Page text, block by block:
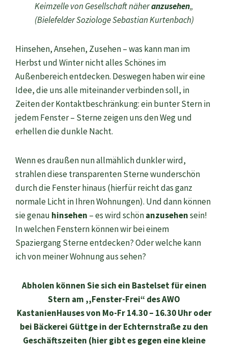
Keimzelle von Gesellschaft näheranzusehen„
(Bielefelder Soziologe Sebastian Kurtenbach)
Hinsehen, Ansehen, Zusehen – was kann man im
Herbst und Winter nicht alles Schönes im
Außenbereich entdecken. Deswegen haben wir eine
Idee, die uns alle miteinander verbinden soll, in
Zeiten der Kontaktbeschränkung: ein bunter Stern in
jedem Fenster – Sterne zeigen uns den Weg und
erhellen die dunkle Nacht.
Wenn es draußen nun allmählich dunkler wird,
strahlen diese transparenten Sterne wunderschön
durch die Fenster hinaus (hierfür reicht das ganz
normale Licht in Ihren Wohnungen). Und dann können
sie genau hinsehen – es wird schönanzusehensein!
In welchen Fenstern können wir bei einem
Spaziergang Sterne entdecken? Oder welche kann
ich von meiner Wohnung aus sehen?
Abholen können Sie sich ein Bastelset für einen
Stern am ,,Fenster-Frei“ des AWO
KastanienHauses von Mo-Fr 14.30 – 16.30 Uhr oder
bei Bäckerei Güttge in der Echternstraße zu den
Geschäftszeiten (hier gibt es gegen eine kleine